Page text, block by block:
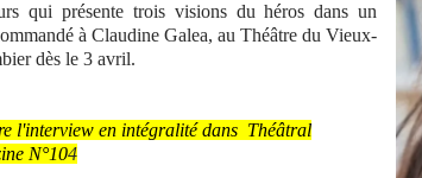
qui présente trois visions du héros dans un
à Claudine Galea, au Théâtre du Vieux-
dès le 3 avril.
l'interview en intégralité dans Théâtral
N°104